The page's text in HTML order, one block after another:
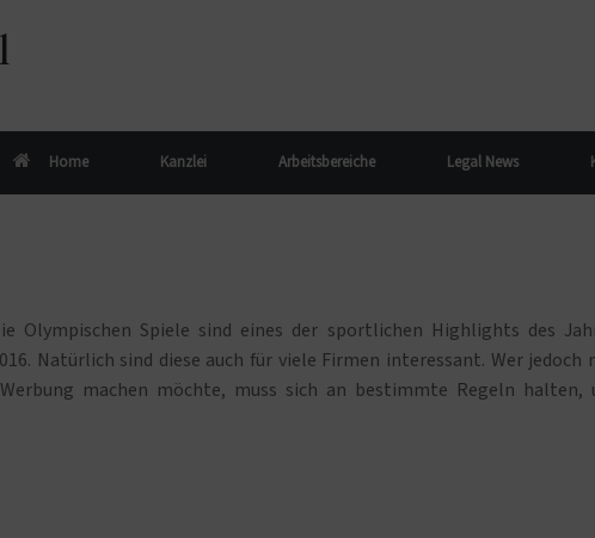
Home Kanzlei Arbeitsbereiche Legal News
Olympischen Spiele sind eines der sportlichen Highlights des
Natürlich sind diese auch für viele Firmen interessant. Wer jedoch
machen möchte, muss sich an bestimmte Regeln halten,